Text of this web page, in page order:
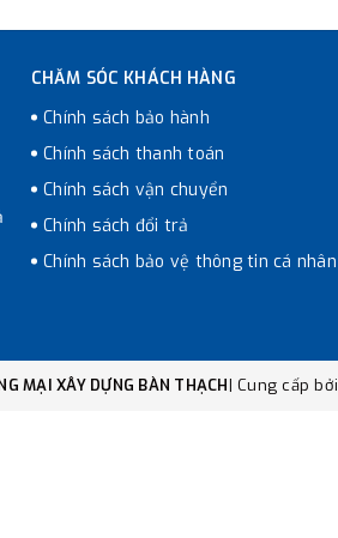
CHĂM SÓC KHÁCH HÀNG
Chính sách bảo hành
Chính sách thanh toán
Chính sách vận chuyển
Chính sách đổi trả
Chính sách bảo vệ thông tin cá nhân
MẠI XÂY DỰNG BÀN THẠCH| Cung cấp bởi